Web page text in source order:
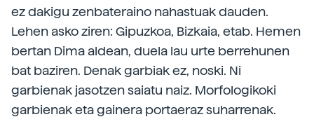
ez dakigu zenbateraino nahastuak dauden.
Lehen asko ziren: Gipuzkoa, Bizkaia, etab. Hemen
bertan Dima aldean, duela lau urte berrehunen
bat baziren. Denak garbiak ez, noski. Ni
garbienak jasotzen saiatu naiz. Morfologikoki
garbienak eta gainera portaeraz suharrenak.